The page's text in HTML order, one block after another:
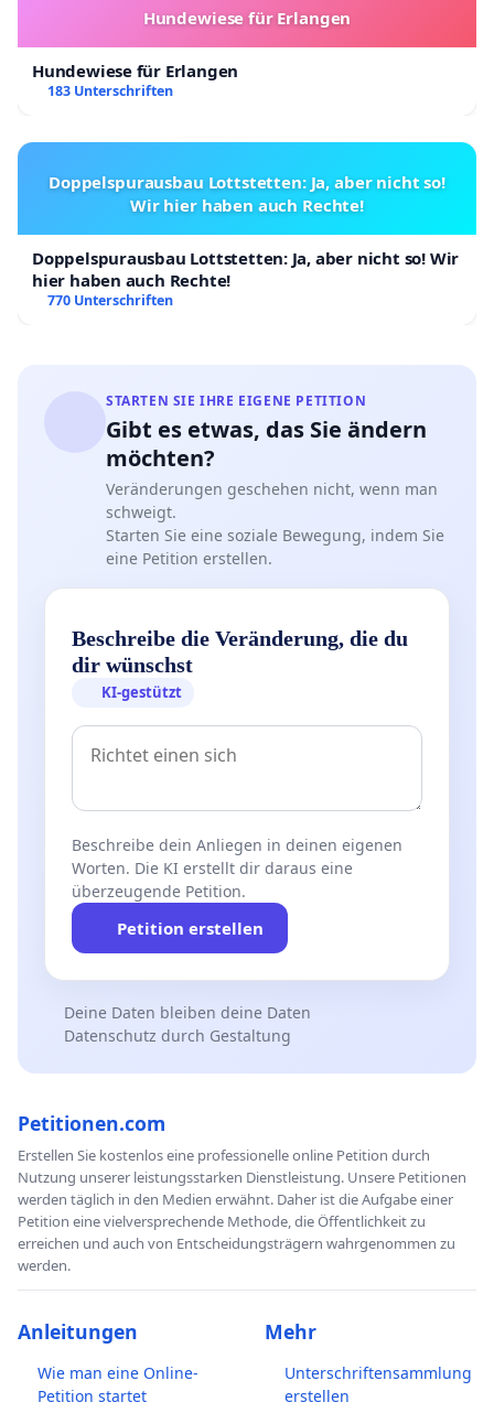
Hundewiese für Erlangen
Hundewiese für Erlangen
183 Unterschriften
Doppelspurausbau Lottstetten: Ja, aber nicht so!
Wir hier haben auch Rechte!
Doppelspurausbau Lottstetten: Ja, aber nicht so! Wir
hier haben auch Rechte!
770 Unterschriften
STARTEN SIE IHRE EIGENE PETITION
Gibt es etwas, das Sie ändern
möchten?
Veränderungen geschehen nicht, wenn man
schweigt.
Starten Sie eine soziale Bewegung, indem Sie
eine Petition erstellen.
Beschreibe die Veränderung, die du
dir wünschst
KI-gestützt
Beschreibe dein Anliegen in deinen eigenen
Worten. Die KI erstellt dir daraus eine
überzeugende Petition.
Petition erstellen
Deine Daten bleiben deine Daten
Datenschutz durch Gestaltung
Petitionen.com
Erstellen Sie kostenlos eine professionelle online Petition durch
Nutzung unserer leistungsstarken Dienstleistung. Unsere Petitionen
werden täglich in den Medien erwähnt. Daher ist die Aufgabe einer
Petition eine vielversprechende Methode, die Öffentlichkeit zu
erreichen und auch von Entscheidungsträgern wahrgenommen zu
werden.
Anleitungen
Wie man eine Online-
Petition startet
Mehr
Unterschriftensammlung
erstellen